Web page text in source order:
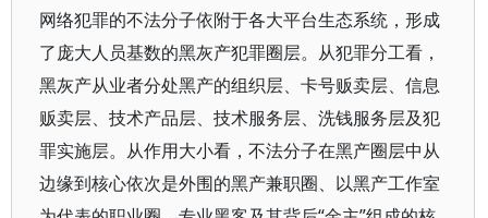
网络犯罪的不法分子依附于各大平台生态系统，形成
了庞大人员基数的黑灰产犯罪圈层。从犯罪分工看，
黑灰产从业者分处黑产的组织层、卡号贩卖层、信息
贩卖层、技术产品层、技术服务层、洗钱服务层及犯
罪实施层。从作用大小看，不法分子在黑产圈层中从
边缘到核心依次是外围的黑产兼职圈、以黑产工作室